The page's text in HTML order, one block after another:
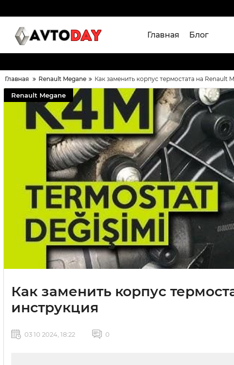
Главная Блог
Главная Renault Megane Как заменить корпус термостата на Renault
Renault Megane
Как заменить корпус
инструкция
03 10 2024, 18:22 0